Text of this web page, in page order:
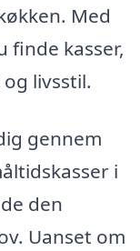
Med
finde kasser,
livsstil.
gennem
i
den
Uanset om